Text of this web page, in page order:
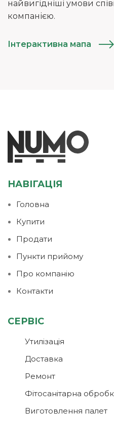
найвигідніші умови
компанією.
Інтерактивна мапа
НАВІГАЦІЯ
Головна
Купити
Продати
Пункти прийому
Про компанію
Контакти
СЕРВІС
Утилізація
Доставка
Ремонт
Фітосанітарна
Виготовлення палет